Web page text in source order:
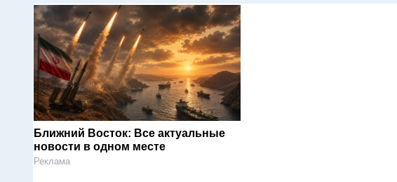
Ближний Восток: Все актуальные
новости в одном месте
Реклама